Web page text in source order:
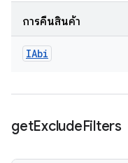
การคืนสินค้า
IAbi
getExcludeFilters